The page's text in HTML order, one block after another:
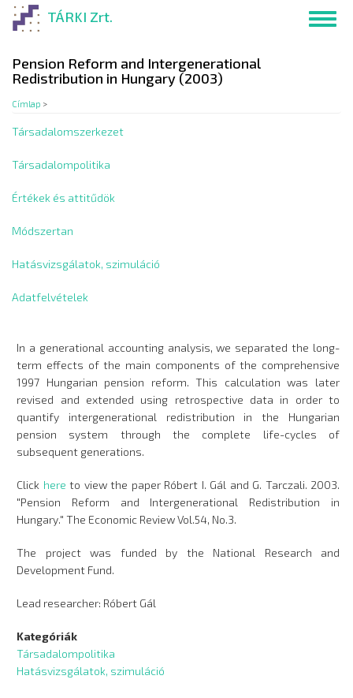
Ugrás
TÁRKI Zrt.
Pension Reform and Intergenerational
Redistribution in Hungary (2003)
Címlap >
Társadalomszerkezet
Társadalompolitika
Értékek és attitűdök
Módszertan
Hatásvizsgálatok, szimuláció
Adatfelvételek
In a generational accounting analysis, we separated the long-
term effects of the main components of the comprehensive
1997 Hungarian pension reform. This calculation was later
revised and extended using retrospective data in order to
quantify intergenerational redistribution in the Hungarian
pension system through the complete life-cycles of
subsequent generations.
Click here to view the paper Róbert I. Gál and G. Tarczali. 2003.
"Pension Reform and Intergenerational Redistribution in
Hungary." The Economic Review Vol.54, No.3.
The project was funded by the National Research and
Development Fund.
Lead researcher: Róbert Gál
Kategóriák
Társadalompolitika
Hatásvizsgálatok, szimuláció